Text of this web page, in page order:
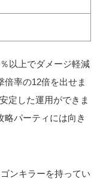
以上でダメージ軽減
倍率の12倍を出せま
定した運用ができま
略パーティには向き
ンキラーを持ってい